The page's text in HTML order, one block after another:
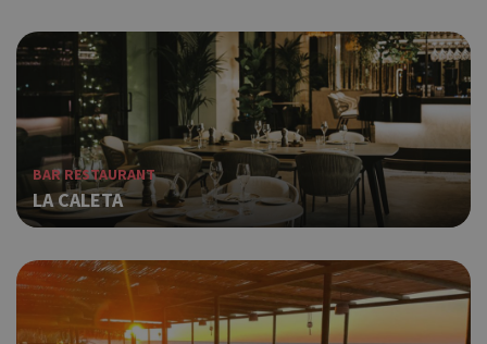
BAR RESTAURANT
LA CALETA